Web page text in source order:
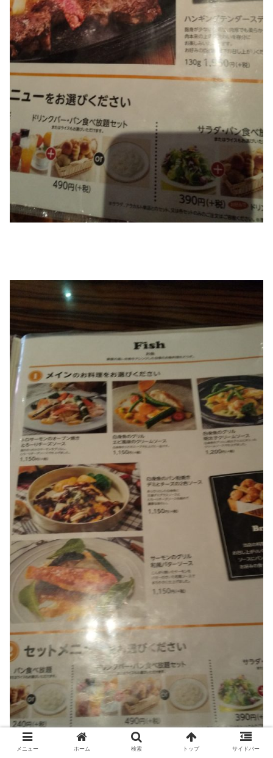
メニュー ホーム 検索 トップ サイドバー